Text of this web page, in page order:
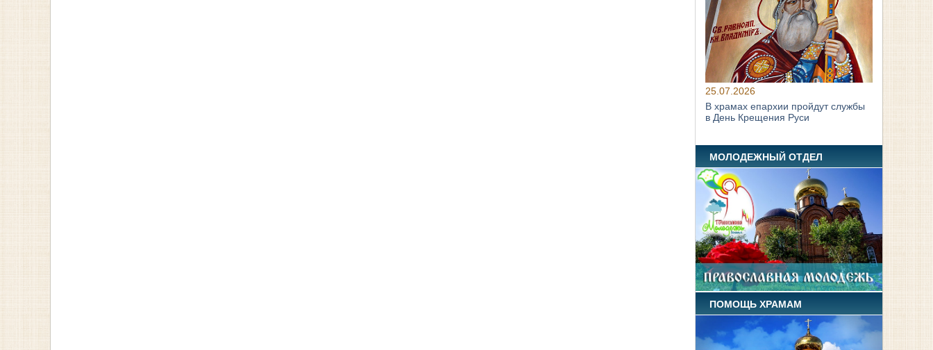
25.07.2026
В храмах епархии пройдут службы
в День Крещения Руси
МОЛОДЕЖНЫЙ ОТДЕЛ
ПОМОЩЬ ХРАМАМ